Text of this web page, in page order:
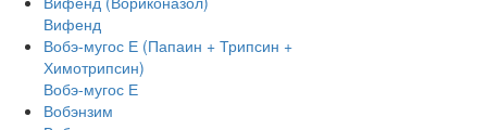
Вифенд
Вобэ-мугос Е (Папаин + Трипсин +
Химотрипсин)
Вобэ-мугос Е
Вобэнзим